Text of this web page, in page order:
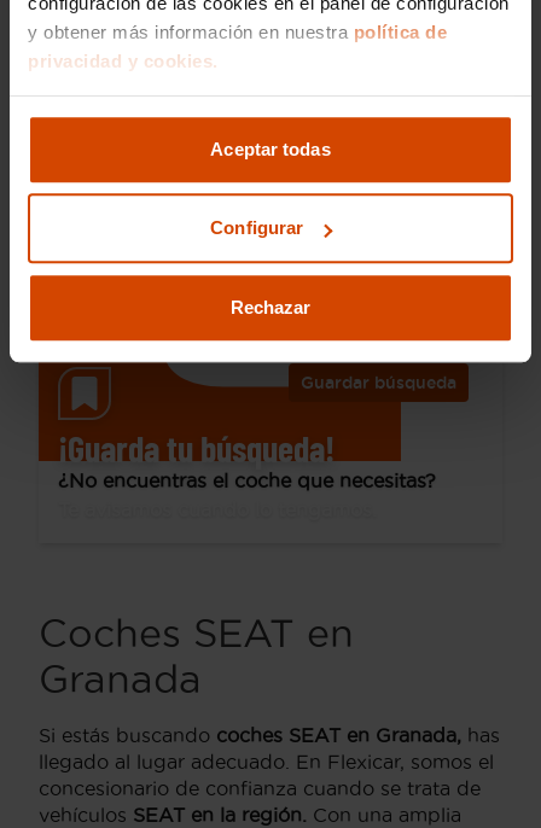
y obtener más información en nuestra política de
privacidad y cookies.
Aceptar todas
Configurar
Rechazar
21.490 €
2.0 TSI 213kW (290CV) DSG-7 St&Sp Cupra
Automática
Guardar búsqueda
¡Guarda tu búsqueda!
¿No encuentras el coche que necesitas?
Coches SEAT en
Granada
Si estás buscando coches SEAT en Granada, has
llegado al lugar adecuado. En Flexicar, somos el
concesionario de confianza cuando se trata de
vehículos SEAT en la región.
Con una amplia